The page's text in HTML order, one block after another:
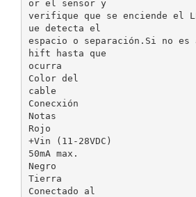
or el sensor y
verifique que se enciende el
ue detecta el
espacio o separación.Si no
hift hasta que
ocurra
Color del
cable
Conecxión
Notas
Rojo
+Vin (11-28VDC)
50mA max.
Negro
Tierra
Conectado al